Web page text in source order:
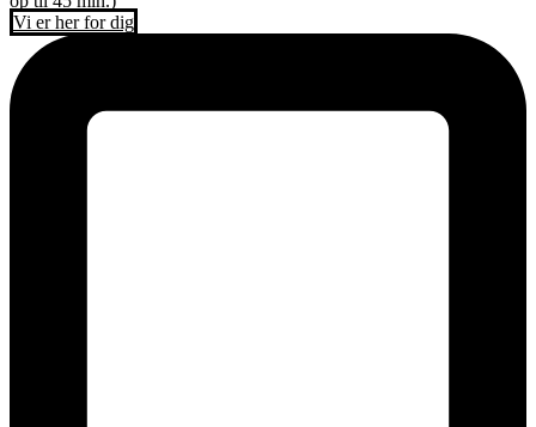
Vi er her for dig